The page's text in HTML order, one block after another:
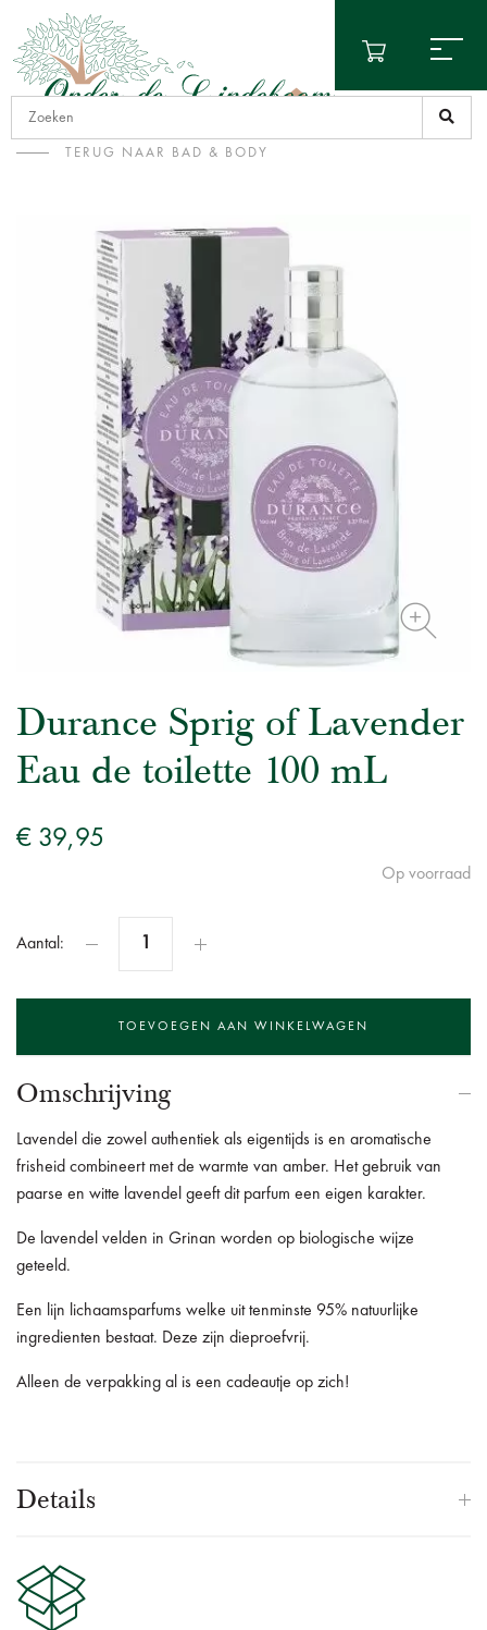
TERUG NAAR BAD & BODY
Durance Sprig of Lavender
Eau de toilette 100 mL
€ 39,95
Op voorraad
Aantal:
Omschrijving
Lavendel die zowel authentiek als eigentijds is en aromatische
frisheid combineert met de warmte van amber. Het gebruik van
paarse en witte lavendel geeft dit parfum een eigen karakter.
De lavendel velden in Grinan worden op biologische wijze
geteeld.
Een lijn lichaamsparfums welke uit tenminste 95% natuurlijke
ingredienten bestaat. Deze zijn dieproefvrij.
Alleen de verpakking al is een cadeautje op zich!
Details